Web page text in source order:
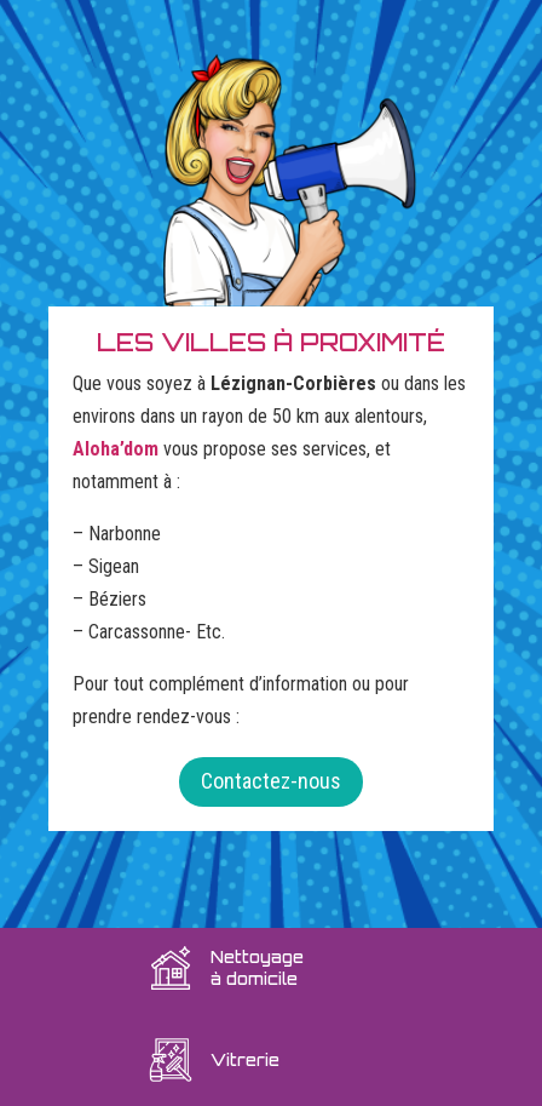
LES VILLES À PROXIMITÉ
Que vous soyez à Lézignan-Corbières ou dans les
environs dans un rayon de 50 km aux alentours,
Aloha’dom vous propose ses services, et
notamment à :
– Narbonne
– Sigean
– Béziers
– Carcassonne- Etc.
Pour tout complément d’information ou pour
prendre rendez-vous :
Contactez-nous
Nettoyage
à domicile
Vitrerie